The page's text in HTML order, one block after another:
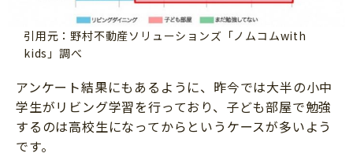
引用元：野村不動産ソリューションズ「ノムコムwith
kids」調べ
アンケート結果にもあるように、昨今では大半の小中
学生がリビング学習を行っており、子ども部屋で勉強
するのは高校生になってからというケースが多いよう
です。